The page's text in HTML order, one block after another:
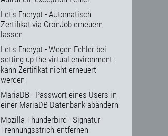
Let's Encrypt - Automatisch
Zertifikat via CronJob erneuern
lassen
Let's Encrypt - Wegen Fehler bei
setting up the virtual environment
kann Zertifikat nicht erneuert
werden
MariaDB - Passwort eines Users in
einer MariaDB Datenbank abändern
Mozilla Thunderbird - Signatur
Trennungsstrich entfernen